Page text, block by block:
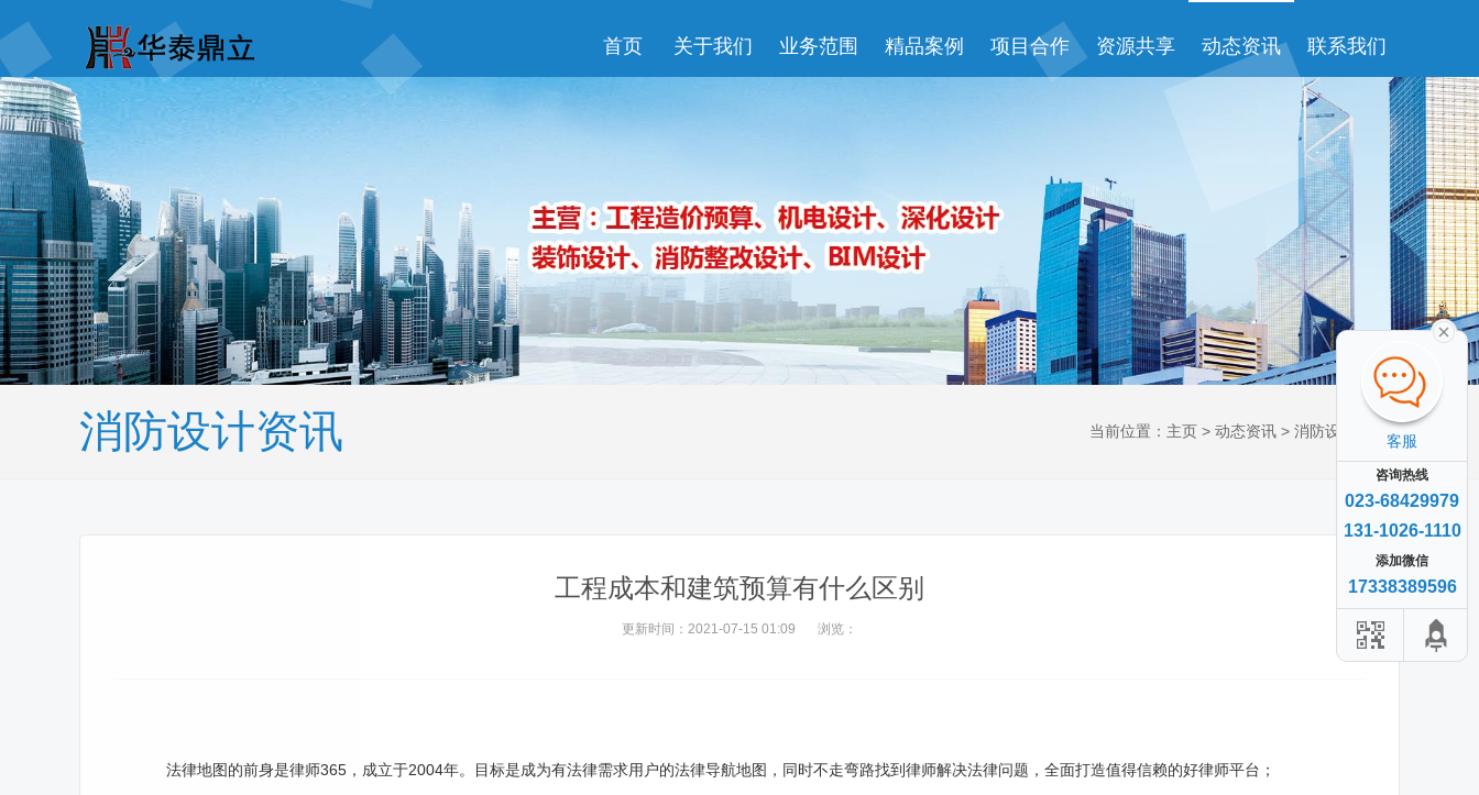
首页 关于我们 业务范围 精品案例 项目合作 资源共享 动态资讯 联系我们
客服
咨询热线
023-68429979
131-1026-1110
添加微信
17338389596
消防设计资讯 当前位置： 主页 > 动态资讯 > 消防设计资讯 >
工程成本和建筑预算有什么区别
更新时间：2021-07-15 01:09 浏览：
法律地图的前身是律师365，成立于2004年。目标是成为有法律需求用户的法律导航地图，同时不走弯路找到律师解决法律问题，全面打造值得信赖的好律师平台；